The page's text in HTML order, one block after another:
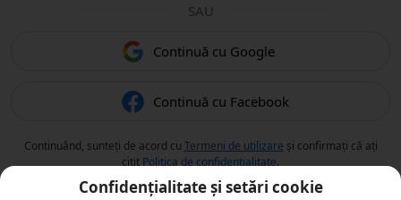
SAU
Continuă cu Google
Continuă cu Facebook
Continuând, sunteți de acord cu Termeni de utilizare și confirmați că ați
citit Politica de confidențialitate.
Confidențialitate și setări cookie